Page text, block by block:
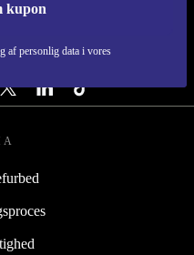
kupon
af personlig data i vores
- RETHINK NEW.